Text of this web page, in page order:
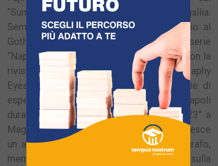
“Summer Jamboree” Festival di Senigallia.
Sempre nel 2023 vince il secondo premio al
Gothenburg Street Photo Festival con la serie
“Napolism”; ed è chiamata a collaborare con la
rivista internazionale di street photography
Eyeshot Magazine per condurre una serie di
esperienze fotografiche organizzate a Napoli
durante la mostra “Eyeshot Open Call 2023” a
Magazzini Fotografici. Nello stesso anno esce
un articolo su di lei sulla rivista Il Fotografo;
mentre nel 2024 il suo nome appare sulla